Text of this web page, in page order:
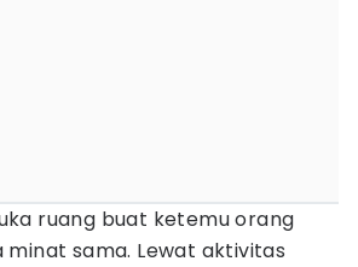
ruang buat ketemu orang
minat sama. Lewat aktivitas